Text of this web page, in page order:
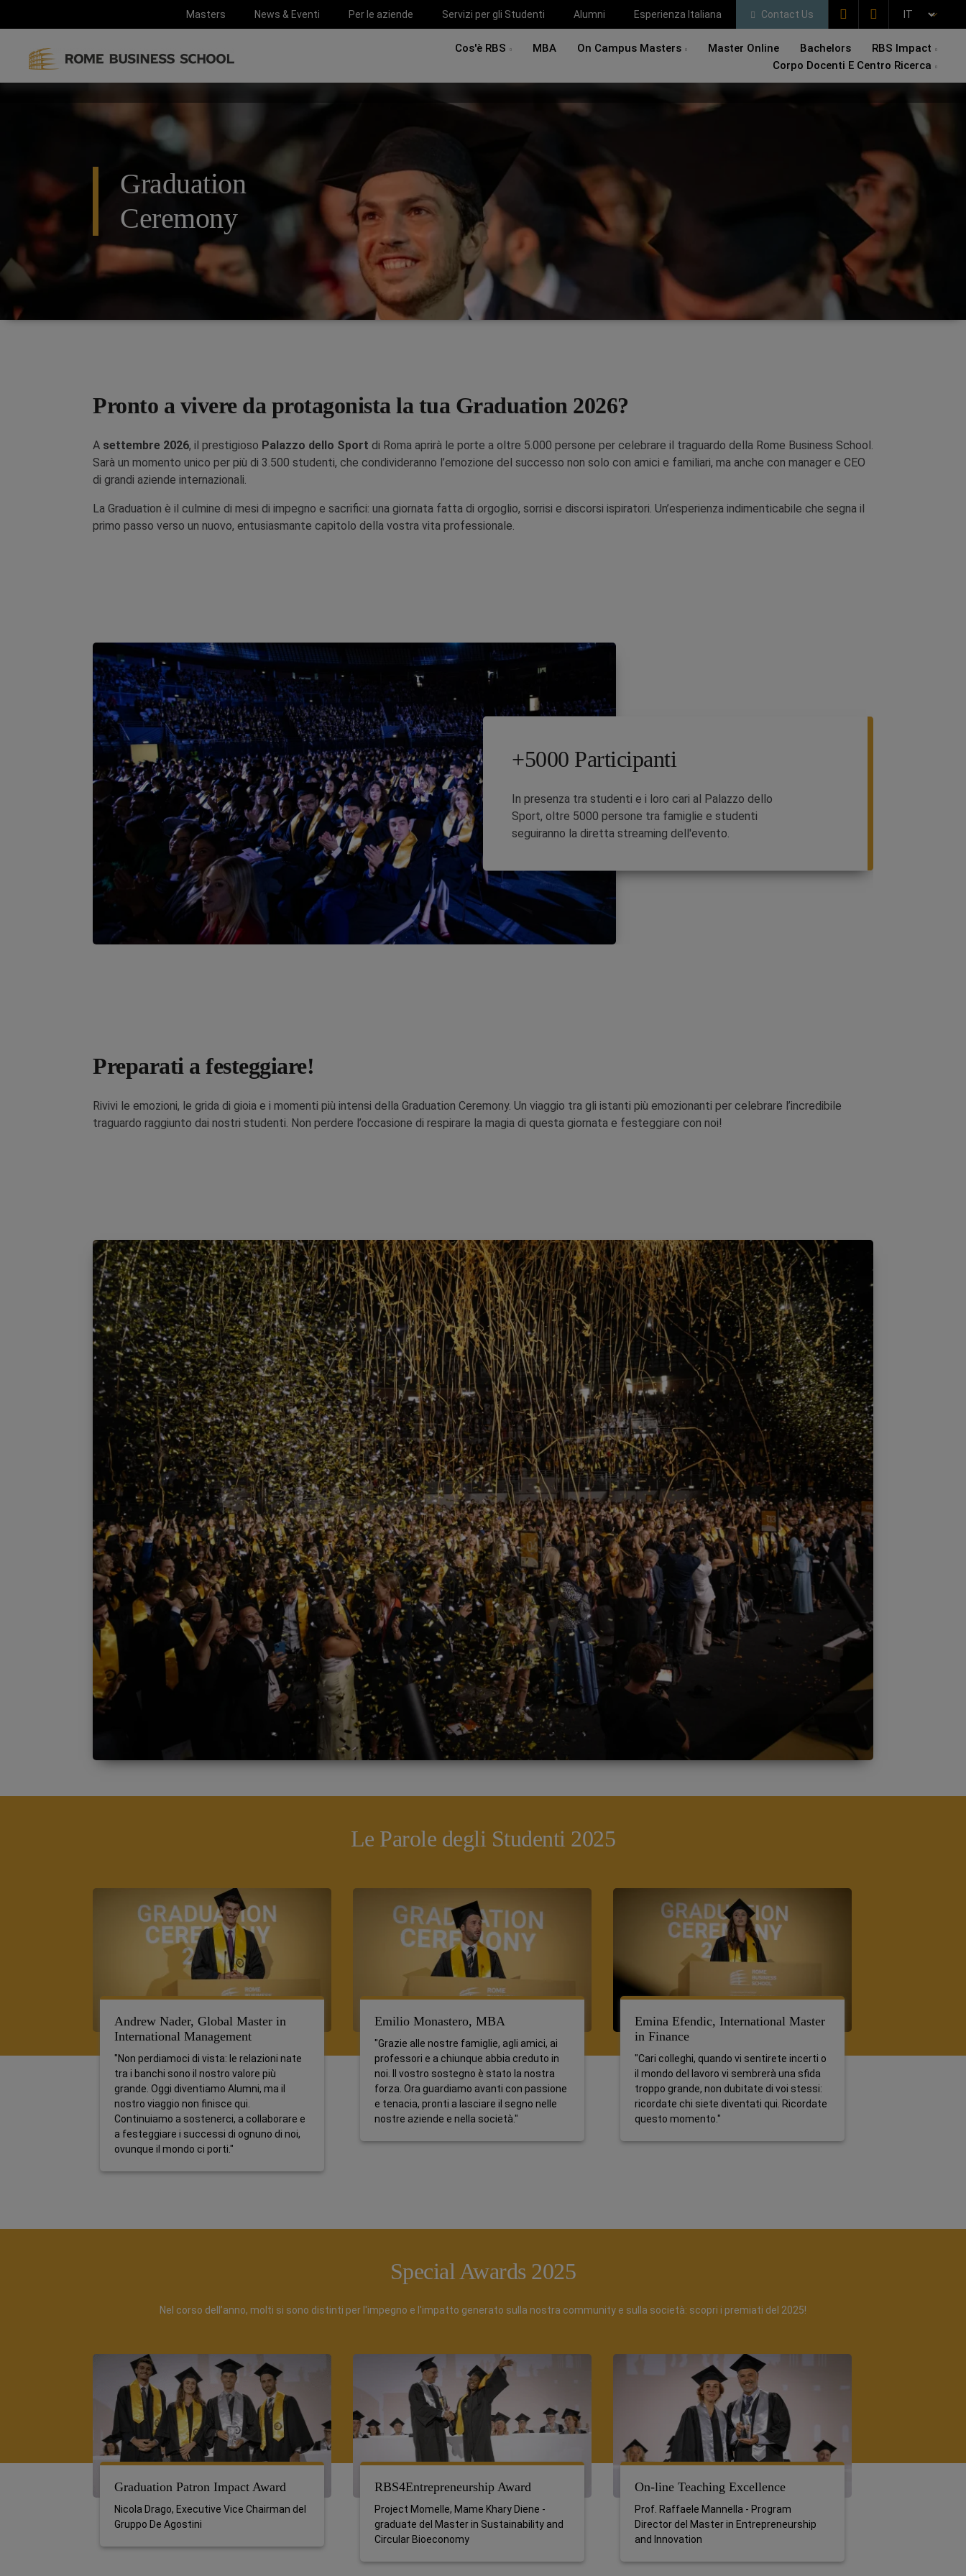
Masters News & Eventi Per le aziende Servizi per gli Studenti Alumni Esperienza Italiana Contact Us
Cos'è RBS MBA On Campus Masters Master Online Bachelors
RBS Impact
Corpo Docenti E Centro Ricerca
Graduation
Ceremony
Pronto a vivere da protagonista la tua Graduation 2026?
A settembre 2026, il prestigioso Palazzo dello Sport di Roma aprirà le porte a oltre 5.000 persone per celebrare il traguardo della Rome Business School.
Sarà un momento unico per più di 3.500 studenti, che condivideranno l’emozione del successo non solo con amici e familiari, ma anche con manager e CEO
di grandi aziende internazionali.
La Graduation è il culmine di mesi di impegno e sacrifici: una giornata fatta di orgoglio, sorrisi e discorsi ispiratori. Un’esperienza indimenticabile che segna il
primo passo verso un nuovo, entusiasmante capitolo della vostra vita professionale.
+5000 Participanti
In presenza tra studenti e i loro cari al Palazzo dello
Sport, oltre 5000 persone tra famiglie e studenti
seguiranno la diretta streaming dell'evento.
Preparati a festeggiare!
Rivivi le emozioni, le grida di gioia e i momenti più intensi della Graduation Ceremony. Un viaggio tra gli istanti più emozionanti per celebrare l’incredibile
traguardo raggiunto dai nostri studenti. Non perdere l’occasione di respirare la magia di questa giornata e festeggiare con noi!
Le Parole degli Studenti 2025
Andrew Nader, Global Master in
International Management
"Non perdiamoci di vista: le relazioni nate
tra i banchi sono il nostro valore più
grande. Oggi diventiamo Alumni, ma il
nostro viaggio non finisce qui.
Continuiamo a sostenerci, a collaborare e
a festeggiare i successi di ognuno di noi,
ovunque il mondo ci porti."
Emilio Monastero, MBA
"Grazie alle nostre famiglie, agli amici, ai
professori e a chiunque abbia creduto in
noi. Il vostro sostegno è stato la nostra
forza. Ora guardiamo avanti con passione
e tenacia, pronti a lasciare il segno nelle
nostre aziende e nella società."
Emina Efendic, International Master
in Finance
"Cari colleghi, quando vi sentirete incerti o
il mondo del lavoro vi sembrerà una sfida
troppo grande, non dubitate di voi stessi:
ricordate chi siete diventati qui. Ricordate
questo momento."
Special Awards 2025
Nel corso dell’anno, molti si sono distinti per l'impegno e l'impatto generato sulla nostra community e sulla società: scopri i premiati del 2025!
Graduation Patron Impact Award
Nicola Drago, Executive Vice Chairman del
Gruppo De Agostini
RBS4Entrepreneurship Award
Project Momelle, Mame Khary Diene -
graduate del Master in Sustainability and
Circular Bioeconomy
On-line Teaching Excellence
Prof. Raffaele Mannella - Program
Director del Master in Entrepreneurship
and Innovation